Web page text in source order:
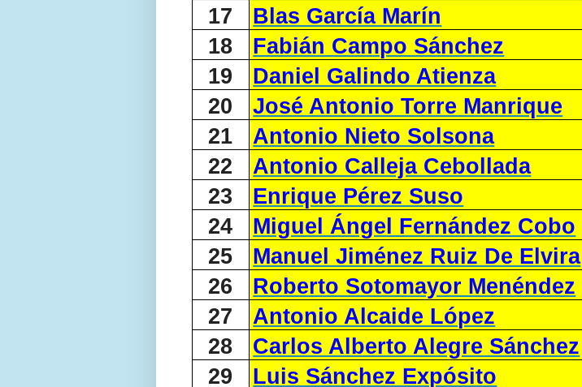
17
Blas García Marín
18
Fabián Campo Sánchez
19
Daniel Galindo Atienza
20
José Antonio Torre Manrique
21
Antonio Nieto Solsona
22
Antonio Calleja Cebollada
23
Enrique Pérez Suso
24
Miguel Ángel Fernández Cobo
25
Manuel Jiménez Ruiz De Elvira
26
Roberto Sotomayor Menéndez
27
Antonio Alcaide López
28
Carlos Alberto Alegre Sánchez
29
Luis Sánchez Expósito